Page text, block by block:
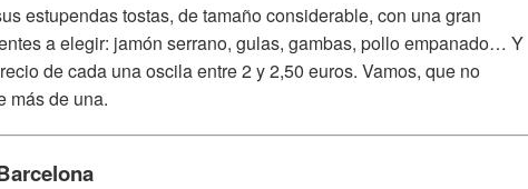
estupendas tostas, de tamaño considerable, con una gran
a elegir: jamón serrano, gulas, gambas, pollo empanado… Y
de cada una oscila entre 2 y 2,50 euros. Vamos, que no
más de una.